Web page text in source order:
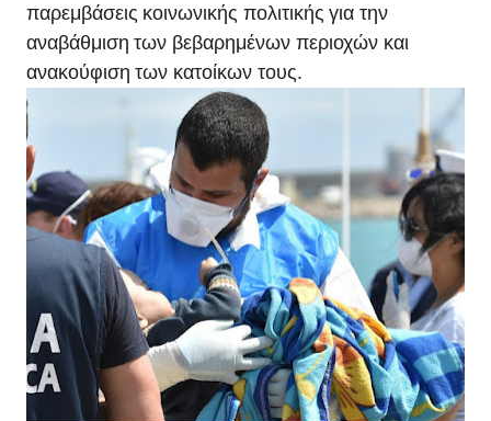
παρεμβάσεις κοινωνικής πολιτικής για την
αναβάθμιση των βεβαρημένων περιοχών και
ανακούφιση των κατοίκων τους.